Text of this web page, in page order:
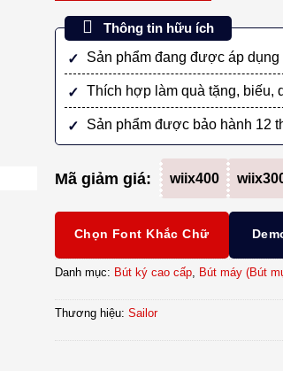
Thông tin hữu ích
Sản phẩm đang được áp dụng
Thích hợp làm quà tặng, biếu,
Sản phẩm được bảo hành 12
Mã giảm giá: wiix400
Chọn Font Khắc Chữ
Danh mục: Bút ký cao cấp, Bút máy (Bút
Thương hiệu: Sailor